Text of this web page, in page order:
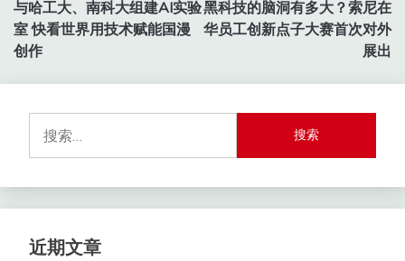
章
导
航
与哈工大、南科大组建AI实验
室 快看世界用技术赋能国漫
创作
黑科技的脑洞有多大？索尼在
华员工创新点子大赛首次对外
展出
索：
近期文章